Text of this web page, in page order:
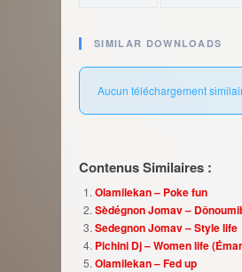
SIMILAR DOWNLOADS
Aucun téléchargement
Contenus Similaires :
Olamilekan – Poke fun
Sèdégnon Jomav –
Sedegnon Jomav – Style life
Pichini Dj – Women life
Olamilekan – Fed up